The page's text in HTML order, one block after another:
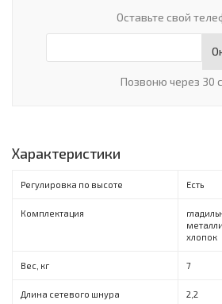
Оставьте свой
Позвоню через 30
Характеристики
Регулировка по высоте Есть
Комплектация
хлопок
Вес, кг 7
Длина сетевого шнура 2,2